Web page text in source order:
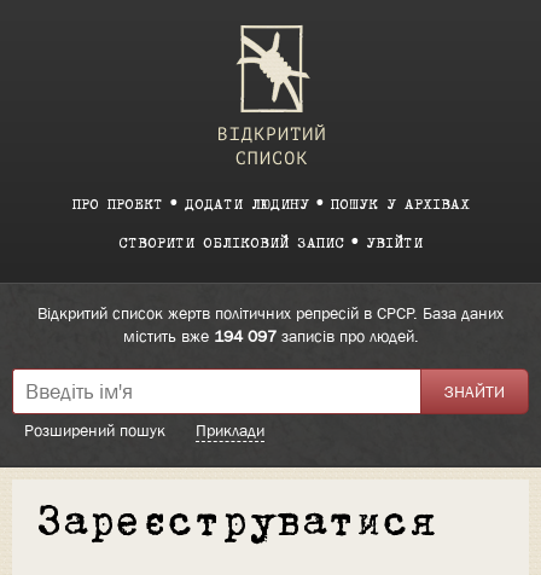
ПРО ПРОЕКТ ДОДАТИ ЛЮДИНУ ПОШУК У АРХІВАХ
СТВОРИТИ ОБЛІКОВИЙ ЗАПИС УВІЙТИ
Відкритий список жертв політичних репресій в СРСР. База даних
містить вже 194 097записів про людей.
Розширений пошук Приклади
Зареєструватися